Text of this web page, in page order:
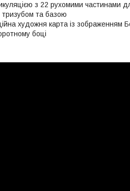
з 22 рухомими частинами
тризубом та базою
художня карта із зображенням
боці